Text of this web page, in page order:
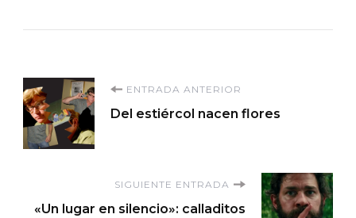
Navegación
de
entradas
ENTRADA ANTERIOR
Del estiércol nacen flores
SIGUIENTE ENTRADA
«Un lugar en silencio»: calladitos